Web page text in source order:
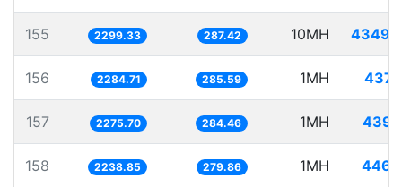
155 2299.33 287.42 10MH
156 2284.71 285.59 1MH
157 2275.70 284.46 1MH
158 2238.85 279.86 1MH